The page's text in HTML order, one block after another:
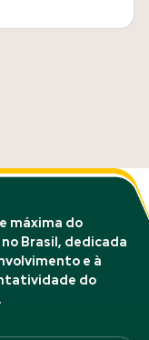
máxima do
Brasil, dedicada
e à
do